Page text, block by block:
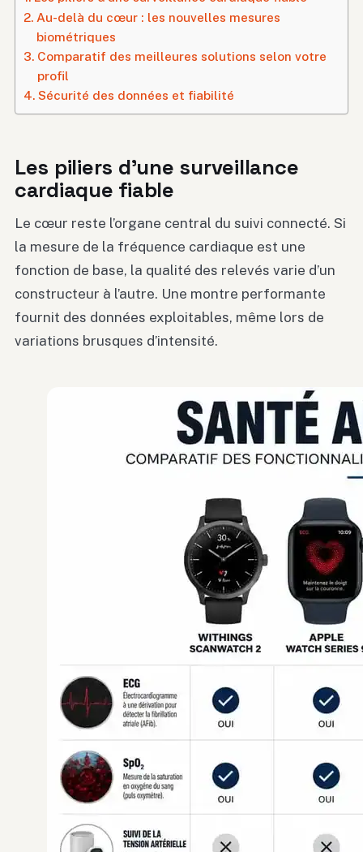
Au-delà du cœur : les nouvelles mesures
biométriques
Comparatif des meilleures solutions selon votre
profil
Sécurité des données et fiabilité
Les piliers d’une surveillance
cardiaque fiable
Le cœur reste l’organe central du suivi connecté. Si
la mesure de la fréquence cardiaque est une
fonction de base, la qualité des relevés varie d’un
constructeur à l’autre. Une montre performante
fournit des données exploitables, même lors de
variations brusques d’intensité.